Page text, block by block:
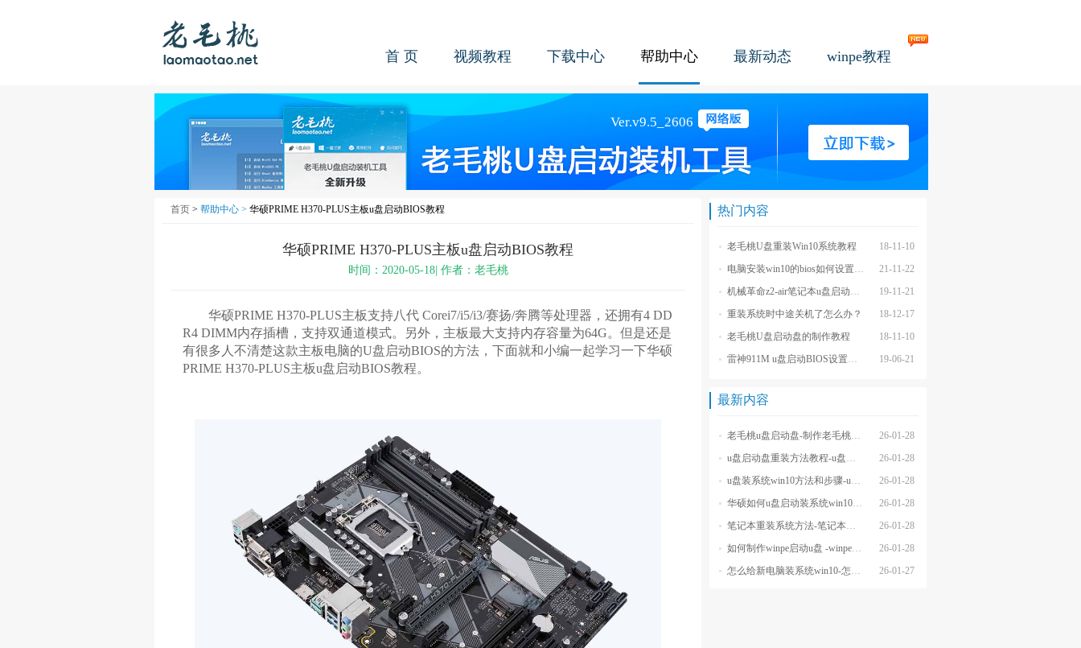
首 页 视频教程 下载中心 帮助中心 最新动态 winpe教程
首页 > 帮助中心 > 华硕PRIME H370-PLUS主板u盘启动BIOS教程
华硕PRIME H370-PLUS主板u盘启动BIOS教程
时间：2020-05-18| 作者：老毛桃
华硕PRIME H370-PLUS主板支持八代 Corei7/i5/i3/赛扬/奔腾等处理器，还拥有4 DD
R4 DIMM内存插槽，支持双通道模式。另外，主板最大支持内存容量为64G。但是还是
有很多人不清楚这款主板电脑的U盘启动BIOS的方法，下面就和小编一起学习一下华硕
PRIME H370-PLUS主板u盘启动BIOS教程。
热门内容
18-11-10
老毛桃U盘重装Win10系统教程
21-11-22
电脑安装win10的bios如何设置u盘图文教程
19-11-21
机械革命z2-air笔记本u盘启动BIOS设置教程
18-12-17
重装系统时中途关机了怎么办？
18-11-10
老毛桃U盘启动盘的制作教程
19-06-21
雷神911M u盘启动BIOS设置教程
最新内容
26-01-28
老毛桃u盘启动盘-制作老毛桃u盘启动盘重装
26-01-28
u盘启动盘重装方法教程-u盘启动盘重装步骤教程
26-01-28
u盘装系统win10方法和步骤-u盘装系统win10教程
26-01-28
华硕如何u盘启动装系统win10-华硕怎么u盘启动装win10系统
26-01-28
笔记本重装系统方法-笔记本重装系统教程
26-01-28
如何制作winpe启动u盘 -winpe启动u盘重装教程
26-01-27
怎么给新电脑装系统win10-怎么给新电脑装win10系统